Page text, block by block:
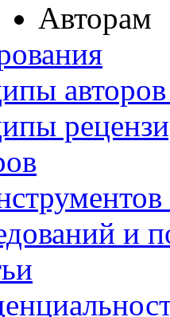
Авторам
и